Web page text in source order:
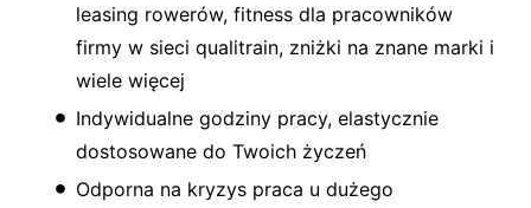
leasing rowerów, fitness dla pracowników
firmy w sieci qualitrain, zniżki na znane marki i
wiele więcej
Indywidualne godziny pracy, elastycznie
dostosowane do Twoich życzeń
Odporna na kryzys praca u dużego